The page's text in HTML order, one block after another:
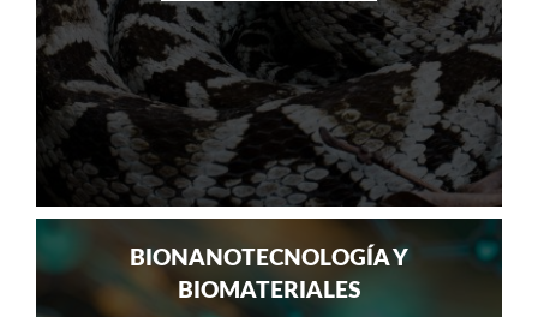
BIONANOTECNOLOGÍA Y
BIOMATERIALES